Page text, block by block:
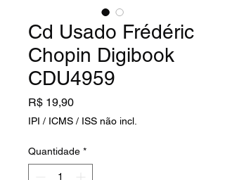
Cd Usado Frédéric
Chopin Digibook
CDU4959
R$ 19,90Preço
IPI / ICMS / ISS não incl.
Quantidade *